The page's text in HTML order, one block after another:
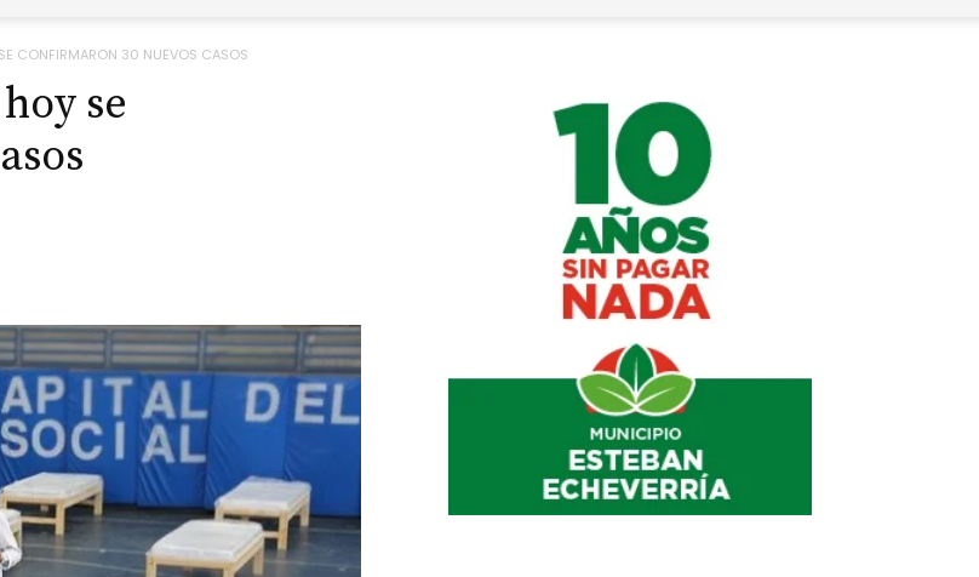
CONFIRMARON 30 NUEVOS CASOS
se